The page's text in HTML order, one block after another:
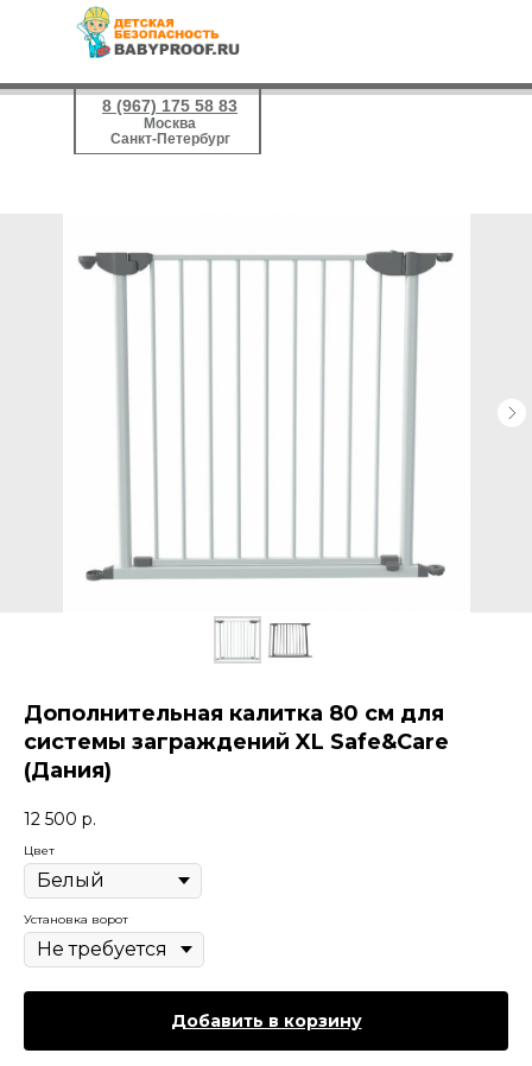
8 (967) 175 58 83
Москва
Санкт-Петербург
Дополнительная калитка 80 см для
системы заграждений XL Safe&Care
(Дания)
12 500 р.
Цвет
Установка ворот
Добавить в корзину